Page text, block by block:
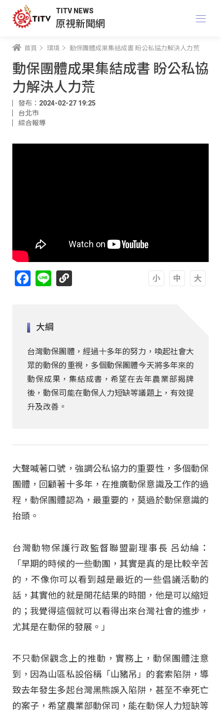
TITV NEWS
原視新聞網
首頁 環境 動保團體成果集結成書 盼公私協力解決人力荒
動保團體成果集結成書 盼公私協
力解決人力荒
發布：2024-02-27 19:25
台北市
綜合報導
Facebook
Line
大綱
台灣動保團體，經過十多年的努力，喚起社會大
眾的動保的重視，多個動保團體今天將多年來的
動保成果，集結成書，希望在去年農業部揭牌
後，動保司能在動保人力短缺等議題上，有效提
升及改善。
大聲喊著口號，強調公私協力的重要性，多個動保
團體，回顧著十多年，在推廣動保意識及工作的過
程，動保團體認為，最重要的，莫過於動保意識的
抬頭。
台灣動物保護行政監督聯盟副理事長 呂幼綸：
「早期的時候的一些動團，其實是真的是比較辛苦
的，不像你可以看到越是最近的一些倡議活動的
話，其實他的就是開花結果的時間，他是可以縮短
的；我覺得這個就可以看得出來台灣社會的進步，
尤其是在動保的發展。」
不只動保觀念上的推動，實務上，動保團體注意
到，因為山區私設俗稱「山豬吊」的套索陷阱，導
致去年發生多起台灣黑熊誤入陷阱，甚至不幸死亡
的案子，希望農業部動保司，能在動保人力短缺等